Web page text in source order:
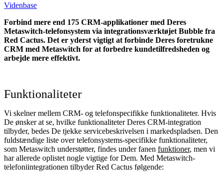
Videnbase
Forbind mere end 175 CRM-applikationer med Deres
Metaswitch-telefonsystem via integrationsværktøjet Bubble fra
Red Cactus. Det er yderst vigtigt at forbinde Deres foretrukne
CRM med Metaswitch for at forbedre kundetilfredsheden og
arbejde mere effektivt.
Funktionaliteter
Vi skelner mellem CRM- og telefonspecifikke funktionaliteter. Hvis
De ønsker at se, hvilke funktionaliteter Deres CRM-integration
tilbyder, bedes De tjekke servicebeskrivelsen i markedspladsen. Den
fuldstændige liste over telefonsystems-specifikke funktionaliteter,
som Metaswitch understøtter, findes under fanen funktioner, men vi
har allerede oplistet nogle vigtige for Dem. Med Metaswitch-
telefoniintegrationen tilbyder Red Cactus følgende: